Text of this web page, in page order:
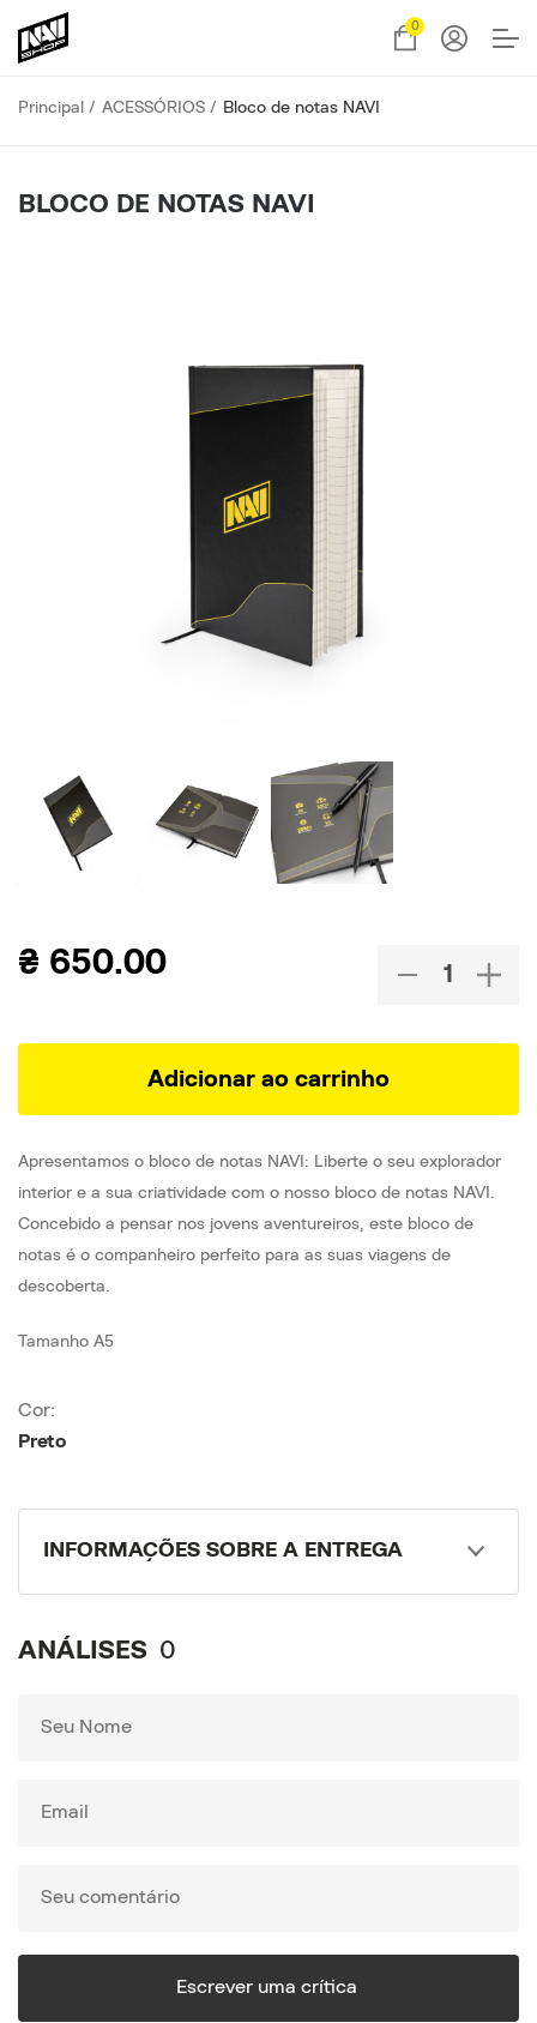
0
Principal ACESSÓRIOS Bloco de notas NAVI
BLOCO DE NOTAS NAVI
₴ 650.00
Adicionar ao carrinho
Apresentamos o bloco de notas NAVI: Liberte o seu explorador
interior e a sua criatividade com o nosso bloco de notas NAVI.
Concebido a pensar nos jovens aventureiros, este bloco de
notas é o companheiro perfeito para as suas viagens de
descoberta.
Tamanho A5
Cor:
Preto
INFORMAÇÕES SOBRE A ENTREGA
ANÁLISES 0